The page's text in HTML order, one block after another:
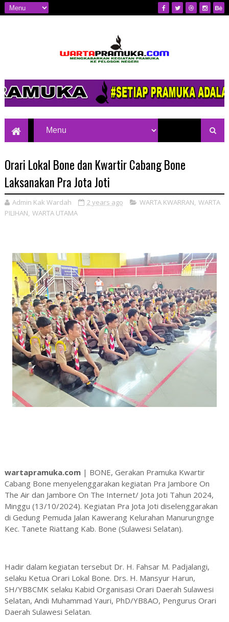
Pelosok Negeri
Orari Lokal Bone dan Kwartir Cabang Bone
Laksanakan Pra Jota Joti
Admin Kak Wardah 2 years ago WARTA KWARRAN, WARTA
PILIHAN, WARTA UTAMA
wartapramuka.com| BONE, Gerakan Pramuka Kwartir
Cabang Bone menyelenggarakan kegiatan Pra Jambore On
The Air dan Jambore On The Internet/ Jota Joti Tahun 2024,
Minggu (13/10/2024). Kegiatan Pra Jota Joti diselenggarakan
di Gedung Pemuda Jalan Kawerang Kelurahan Manurungnge
Kec. Tanete Riattang Kab. Bone (Sulawesi Selatan).
Hadir dalam kegiatan tersebut Dr. H. Fahsar M. Padjalangi,
selaku Ketua Orari Lokal Bone. Drs. H. Mansyur Harun,
SH/YB8CMK selaku Kabid Organisasi Orari Daerah Sulawesi
Selatan, Andi Muhammad Yauri, PhD/YB8AO, Pengurus Orari
Daerah Sulawesi Selatan.